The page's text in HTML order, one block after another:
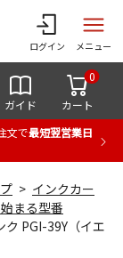
ログイン メニュー
ガイド カート
0
文で最短翌営業日
インクカー
まる型番
ク PGI-39Y（イエ